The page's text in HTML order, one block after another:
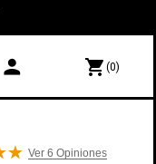
person shopping_cart(0)
Ver 6 Opiniones